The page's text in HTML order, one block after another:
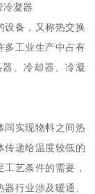
冷凝器
设备，又称热交换
多工业生产中占有
、冷却器、冷凝
间实现物料之间热
传递给温度较低的
艺条件的需要，
行业涉及暖通、